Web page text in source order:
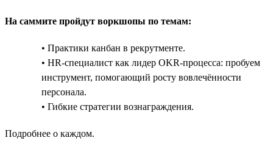
На саммите пройдут воркшопы по темам:
• Практики канбан в рекрутменте.
• HR-специалист как лидер OKR-процесса: пробуем
инструмент, помогающий росту вовлечённости
персонала.
• Гибкие стратегии вознаграждения.
Подробнее о каждом.